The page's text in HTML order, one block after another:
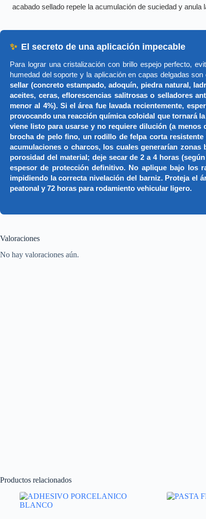
acabado sellado repele la acumulación de suciedad y
✨ El secreto de una aplicación impecable
Para lograr una cristalización con brillo espejo perfecto,
humedad del soporte y la aplicación en capas delgadas son
sellar (concreto estampado, adoquín, piedra natural,
aceites, ceras, eflorescencias salitrosas o selladores
menor al 4%). Si el área fue lavada recientemente,
provocando una reacción química coloidal que tornará
viene listo para usarse y no requiere dilución (a menos
brocha de pelo fino, un rodillo de felpa corta
acumulaciones o charcos, los cuales generarían zonas
porosidad del material; deje secar de 2 a 4 horas
espesor de protección definitivo. No aplique bajo los
impidiendo la correcta nivelación del barniz. Proteja el
peatonal y 72 horas para rodamiento vehicular ligero.
Valoraciones
No hay valoraciones aún.
Productos relacionados